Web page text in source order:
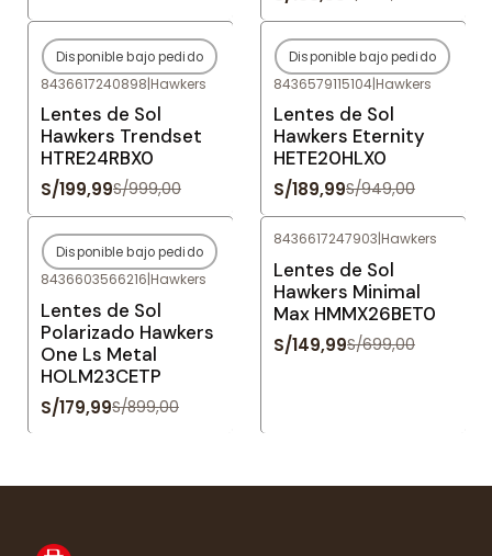
-80%OFF
Agotado
Disponible bajo pedido
8436617240898|Hawkers
Lentes de Sol
Hawkers Trendset
HTRE24RBX0
S/199,99S/999,00
-80%OFF
Agotado
Disponible bajo pedido
8436579115104|Hawkers
Lentes de Sol
Hawkers Eternity
HETE20HLX0
S/189,99S/949,00
-80%OFF
Agotado
Disponible bajo pedido
8436603566216|Hawkers
Lentes de Sol
Polarizado Hawkers
One Ls Metal
HOLM23CETP
S/179,99S/899,00
8436617247903|Hawkers
Lentes de Sol
Hawkers Minimal
Max HMMX26BET0
S/149,99S/699,00